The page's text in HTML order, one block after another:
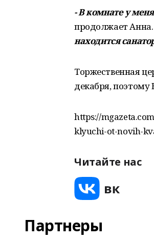
- В комнате у
продолжает Анна.
находится
Торжественная
декабря, поэтому
https://
klyuchi-ot-novih-
Читайте нас
Партнеры